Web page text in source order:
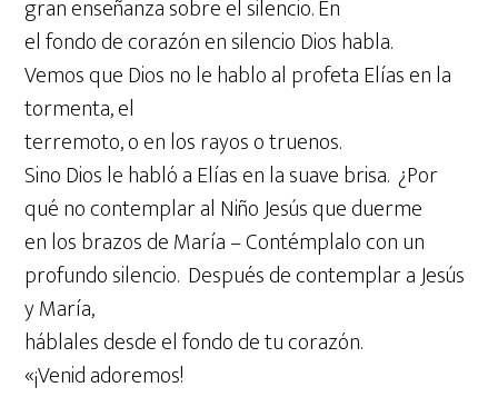
gran enseñanza sobre el silencio. En
el fondo de corazón en silencio Dios habla.
Vemos que Dios no le hablo al profeta Elías en la
tormenta, el
terremoto, o en los rayos o truenos.
Sino Dios le habló a Elías en la suave brisa. ¿Por
qué no contemplar al Niño Jesús que duerme
en los brazos de María – Contémplalo con un
profundo silencio. Después de contemplar a Jesús
y María,
háblales desde el fondo de tu corazón.
«¡Venid adoremos!